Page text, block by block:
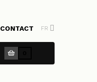
CONTACT FR